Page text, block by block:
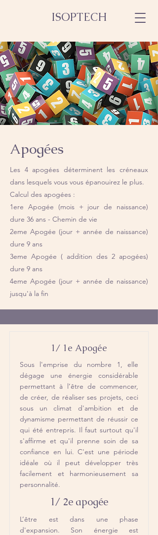
ISOPTECH
Apogées
Les 4 apogées déterminent les créneaux
dans lesquels vous vous épanouirez le plus.
Calcul des apogées :
1ere Apogée (mois + jour de naissance)
dure 36 ans - Chemin de vie
2eme Apogée (jour + année de naissance)
dure 9 ans
3eme Apogée ( addition des 2 apogées)
dure 9 ans
4eme Apogée (jour + année de naissance)
jusqu'à la fin
1/ 1e Apogée
Sous l'emprise du nombre 1, elle
dégage une énergie considérable
permettant à l’être de commencer,
de créer, de réaliser ses projets, ceci
sous un climat d'ambition et de
dynamisme permettant de réussir ce
qui été entrepris. Il faut surtout qu'il
s'affirme et qu'il prenne soin de sa
confiance en lui. C'est une période
idéale où il peut développer très
facilement et harmonieusement sa
personnalité.
1/ 2e apogée
L’être est dans une phase
d'expansion. Son énergie est